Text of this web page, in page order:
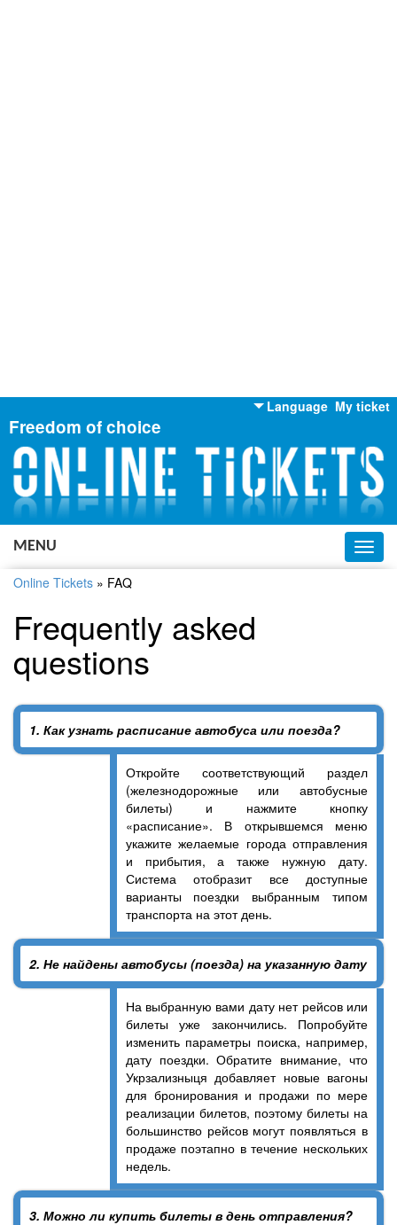
My ticket
Language
English
Russian
Ukrainian
Freedom of choice
MENU
Online Tickets » FAQ
Frequently asked
questions
1. Как узнать расписание автобуса или поезда?
Откройте соответствующий раздел
(железнодорожные или автобусные
билеты) и нажмите кнопку
«расписание». В открывшемся меню
укажите желаемые города отправления
и прибытия, а также нужную дату.
Система отобразит все доступные
варианты поездки выбранным типом
транспорта на этот день.
2. Не найдены автобусы (поезда) на указанную дату
На выбранную вами дату нет рейсов или
билеты уже закончились. Попробуйте
изменить параметры поиска, например,
дату поездки. Обратите внимание, что
Укрзализныця добавляет новые вагоны
для бронирования и продажи по мере
реализации билетов, поэтому билеты на
большинство рейсов могут появляться в
продаже поэтапно в течение нескольких
недель.
3. Можно ли купить билеты в день отправления?